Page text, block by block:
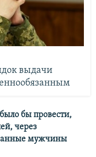
выдачи
бы провести,
через
мужчины